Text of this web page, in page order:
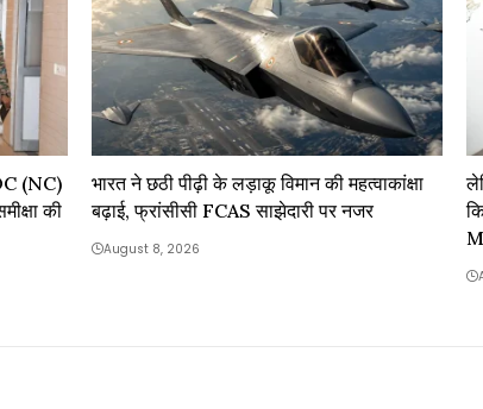
(NC)
की
भारत ने छठी पीढ़ी के लड़ाकू विमान की महत्वाकांक्षा
बढ़ाई, फ्रांसीसी FCAS साझेदारी पर नजर
August 8, 2026